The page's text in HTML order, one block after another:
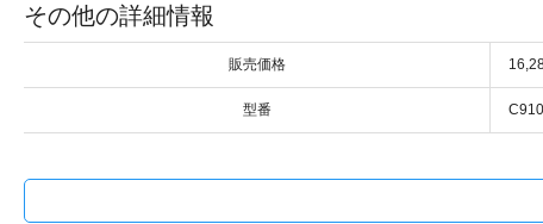
その他の詳細情報
販売価格
型番